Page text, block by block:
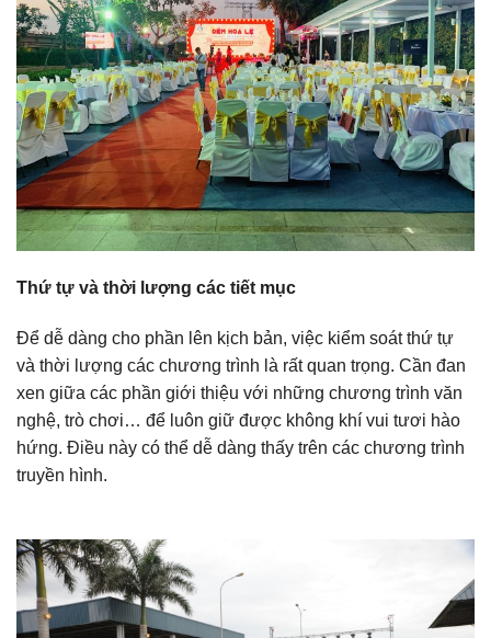
Thứ tự và thời lượng các tiết mục
Để dễ dàng cho phần lên kịch bản, việc kiểm soát thứ tự
và thời lượng các chương trình là rất quan trọng. Cần đan
xen giữa các phần giới thiệu với những chương trình văn
nghệ, trò chơi… để luôn giữ được không khí vui tươi hào
hứng. Điều này có thể dễ dàng thấy trên các chương trình
truyền hình.